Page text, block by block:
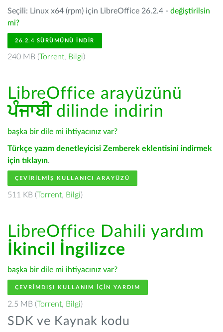
Seçili: Linux x64 (rpm) için LibreOffice 26.2.4 - değiştirilsin
mi?
26.2.4 SÜRÜMÜNÜ İNDIR
240 MB (Torrent, Bilgi)
LibreOffice arayüzünü
ਪੰਜਾਬੀdilinde indirin
başka bir dile mi ihtiyacınız var?
Türkçe yazım denetleyicisi Zemberek eklentisini indirmek
için tıklayın.
ÇEVIRILMIŞ KULLANICI ARAYÜZÜ
511 KB (Torrent, Bilgi)
LibreOffice Dahili yardım
İkincil İngilizce
başka bir dile mi ihtiyacınız var?
ÇEVRIMDIŞI KULLANIM IÇIN YARDIM
2.5 MB (Torrent, Bilgi)
SDK ve Kaynak kodu